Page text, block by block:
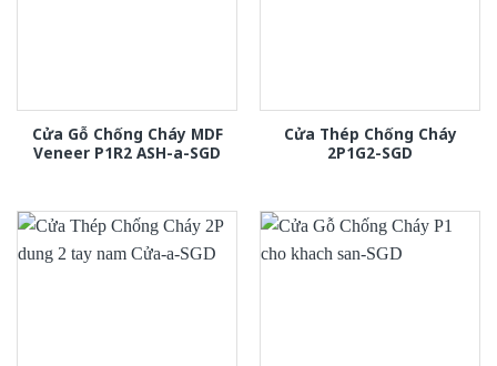
Cửa Gỗ Chống Cháy MDF
Veneer P1R2 ASH-a-SGD
Cửa Thép Chống Cháy
2P1G2-SGD